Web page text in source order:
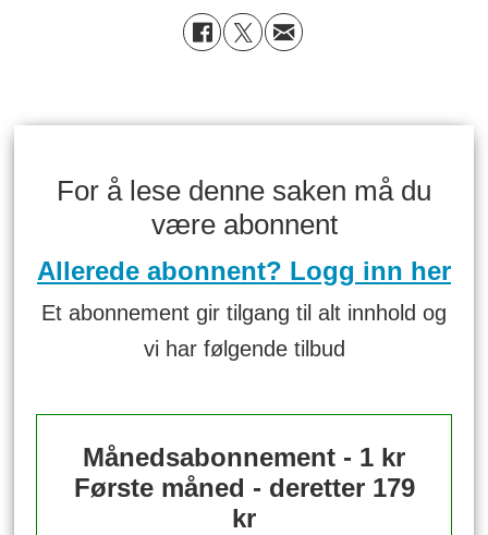
For å lese denne saken må du
være abonnent
Allerede abonnent? Logg inn her
Et abonnement gir tilgang til alt innhold og
vi har følgende tilbud
Månedsabonnement - 1 kr
Første måned - deretter 179
kr